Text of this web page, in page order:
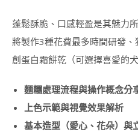
蓬鬆酥脆、口感輕盈是其魅力所
將製作3種花費最多時間研發、
創蛋白霜餅乾（可選擇喜愛的
麵糰處理流程與操作概念分
上色示範與視覺效果解析
基本造型（愛心、花朵）與